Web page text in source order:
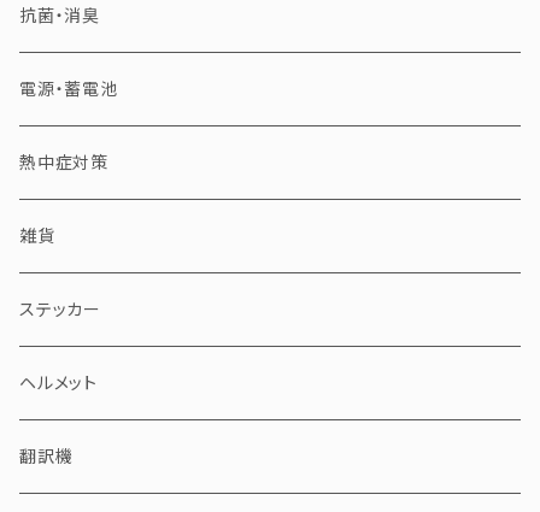
電球
補修用品
抗菌・消臭
電源・蓄電池
熱中症対策
雑貨
ステッカー
ヘルメット
翻訳機